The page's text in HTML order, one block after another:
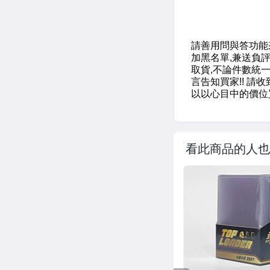
看此商品的人